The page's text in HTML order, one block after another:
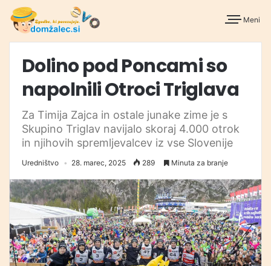
Meni
Dolino pod Poncami so
napolnili Otroci Triglava
Za Timija Zajca in ostale junake zime je s
Skupino Triglav navijalo skoraj 4.000 otrok
in njihovih spremljevalcev iz vse Slovenije
Uredništvo 28. marec, 2025 289 Minuta za branje